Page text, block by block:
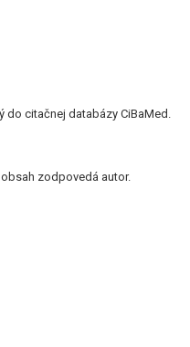
do citačnej databázy CiBaMed.
zodpovedá autor.